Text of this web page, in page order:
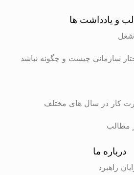
و یادداشت ها
شغل
سازمانی چیست و چگونه نباشد
کار در سال های مختلف
مطالب
درباره ما
راهبرد